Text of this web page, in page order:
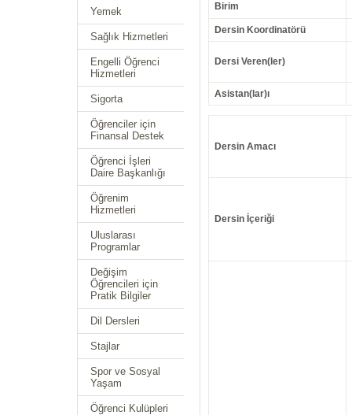
Yemek
Sağlık Hizmetleri
Engelli Öğrenci
Hizmetleri
Sigorta
Öğrenciler için
Finansal Destek
Öğrenci İşleri
Daire Başkanlığı
Öğrenim
Hizmetleri
Uluslarası
Programlar
Değişim
Öğrencileri için
Pratik Bilgiler
Dil Dersleri
Stajlar
Spor ve Sosyal
Yaşam
Öğrenci Kulüpleri
Birim
Dersin Koordinatörü
Dersi Veren(ler)
Asistan(lar)ı
Dersin Amacı
Dersin İçeriği